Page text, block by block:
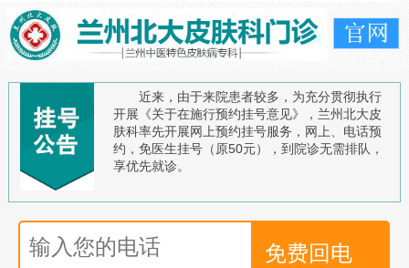
近来，由于来院患者较多，为充分贯彻执行
开展《关于在施行预约挂号意见》，兰州北大皮
肤科率先开展网上预约挂号服务，网上、电话预
约，免医生挂号（原50元），到院诊无需排队，
享优先就诊。